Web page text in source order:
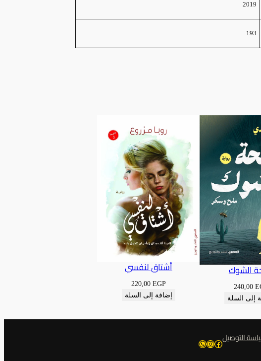
2019
193
الشوك
240,00
إلى السلة
أشتاق لنفسي
220,00 EGP
إضافة إلى السلة
التوصيلفيسبوك
إنستجرام
واتساب